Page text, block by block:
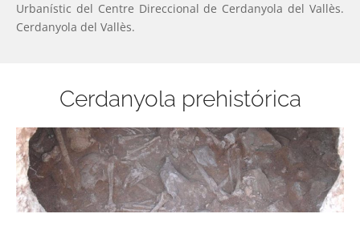
Urbanístic del Centre Direccional de Cerdanyola del Vallès.
Cerdanyola del Vallès.
Cerdanyola prehistórica